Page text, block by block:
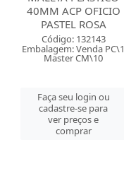
40MM ACP OFICIO
PASTEL ROSA
Código: 132143
Embalagem: Venda PC\1
Master CM\10
Faça seu login ou
cadastre-se para
ver preços e
comprar